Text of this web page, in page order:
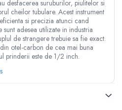
desfacerea suruburilor, piulitelor si
cheilor tubulare. Acest instrument
si precizia atunci cand
adesea utilizate in industria
de strangere trebuie sa fie exact.
otel-carbon de cea mai buna
prinderii este de 1/2 inch.